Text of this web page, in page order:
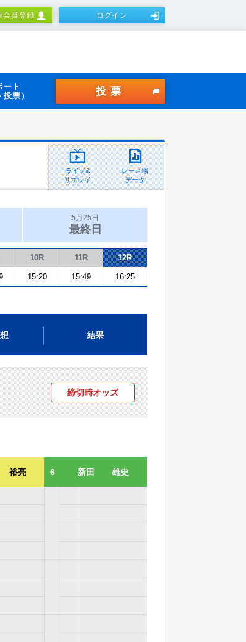
会員登録 ログイン
ート
投票）
投票
ライブ&
リプレイ
レース場
データ
5月25日
最終日
10R 11R 12R
15:20 15:49 16:25
結果
締切時オッズ
裕亮 6 新田 雄史